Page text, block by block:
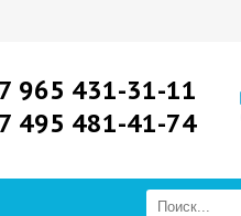
965 431-31-11
495 481-41-74